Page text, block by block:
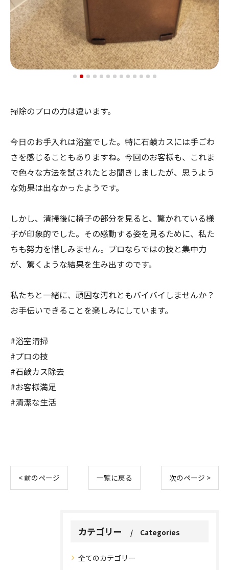
掃除のプロの力は違います。
今日のお手入れは浴室でした。特に石鹸カスには手ごわ
さを感じることもありますね。今回のお客様も、これま
で色々な方法を試されたとお聞きしましたが、思うよう
な効果は出なかったようです。
しかし、清掃後に椅子の部分を見ると、驚かれている様
子が印象的でした。その感動する姿を見るために、私た
ちも努力を惜しみません。プロならではの技と集中力
が、驚くような結果を生み出すのです。
私たちと一緒に、頑固な汚れともバイバイしませんか？
お手伝いできることを楽しみにしています。
#浴室清掃
#プロの技
#石鹸カス除去
#お客様満足
#清潔な生活
< 前のページ 一覧に戻る 次のページ >
カテゴリー Categories
全てのカテゴリー